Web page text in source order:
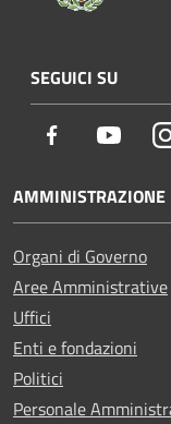
SEGUICI SU
Facebook
AMMINISTRAZIONE
Organi di Governo
Aree Amministrative
Uffici
Enti e fondazioni
Politici
Personale